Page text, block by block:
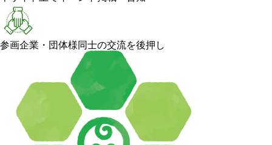
参画企業・団体様同士の交流を後押し